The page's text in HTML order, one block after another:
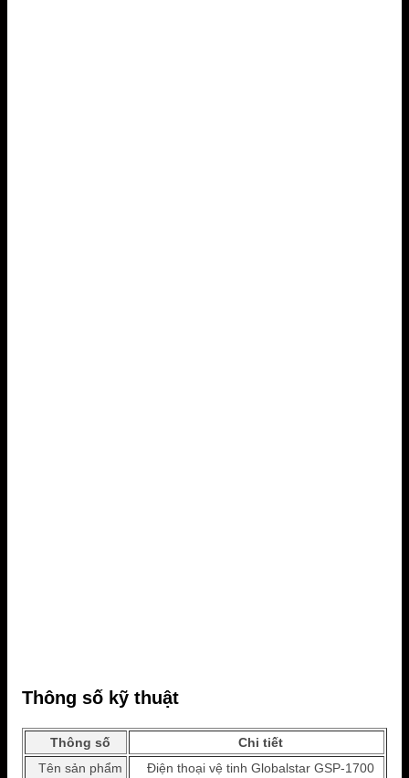
Thông số kỹ thuật
Thông số
Chi tiết
Tên sản phẩm
Điện thoại vệ tinh Globalstar GSP-1700